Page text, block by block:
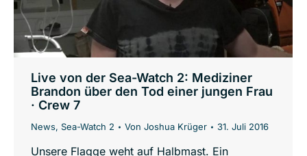
Live von der Sea-Watch 2: Mediziner
Brandon über den Tod einer jungen Frau
· Crew 7
News, Sea-Watch 2 Von Joshua Krüger 31. Juli 2016
Unsere Flagge weht auf Halbmast. Ein